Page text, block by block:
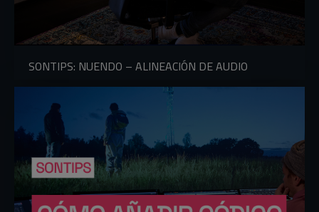
SONTIPS: NUENDO – ALINEACIÓN DE AUDIO